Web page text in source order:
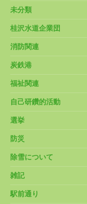
未分類
桂沢水道企業団
消防関連
炭鉄港
福祉関連
自己研鑽的活動
選挙
防災
除雪について
雑記
駅前通り